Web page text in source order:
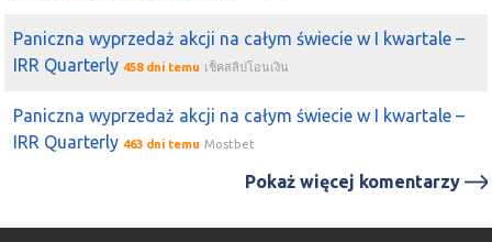
Paniczna wyprzedaż akcji na całym świecie w I kwartale –
IRR Quarterly 458 dni temu เช็คสลิปโอนเงิน
Paniczna wyprzedaż akcji na całym świecie w I kwartale –
IRR Quarterly 463 dni temu Mostbet
Pokaż więcej komentarzy